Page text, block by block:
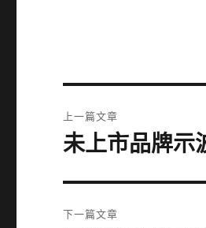
章
上一篇文章
上
篇
文
未上市品牌示
下一篇文章